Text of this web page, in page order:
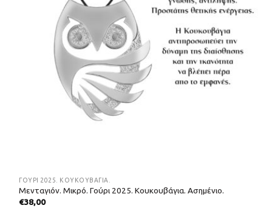
ΓΟΎΡΙ 2025. ΚΟΥΚΟΥΒΆΓΙΑ.
Μενταγιόν. Μικρό. Γούρι 2025. Κουκουβάγια. Ασημένιο.
€38,00